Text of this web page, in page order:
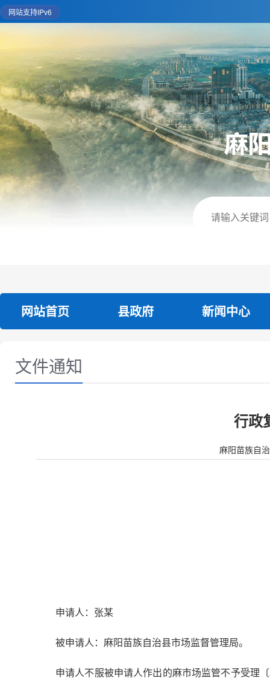
网站支持IPv6
网站首页 县政府 新闻中心
文件通知
行政
麻阳苗族自
申请人：张某
被申请人：麻阳苗族自治县市场监督管理局。
申请人不服被申请人作出的麻市场监管不予受理